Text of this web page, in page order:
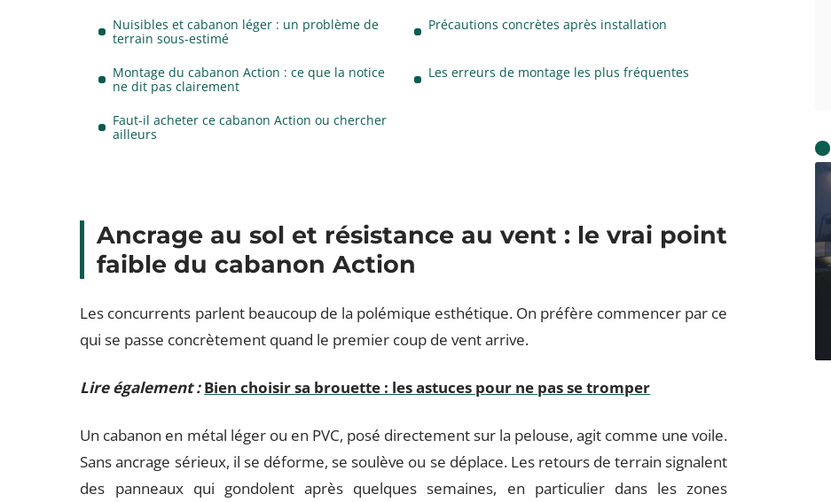
Nuisibles et cabanon léger : un problème de
terrain sous-estimé
Précautions concrètes après installation
Montage du cabanon Action : ce que la notice
ne dit pas clairement
Les erreurs de montage les plus fréquentes
Faut-il acheter ce cabanon Action ou chercher
ailleurs
Ancrage au sol et résistance au vent : le vrai point
faible du cabanon Action
Les concurrents parlent beaucoup de la polémique esthétique. On préfère commencer par ce
qui se passe concrètement quand le premier coup de vent arrive.
Lire également : Bien choisir sa brouette : les astuces pour ne pas se tromper
Un cabanon en métal léger ou en PVC, posé directement sur la pelouse, agit comme une voile.
Sans ancrage sérieux, il se déforme, se soulève ou se déplace. Les retours de terrain signalent
des panneaux qui gondolent après quelques semaines, en particulier dans les zones